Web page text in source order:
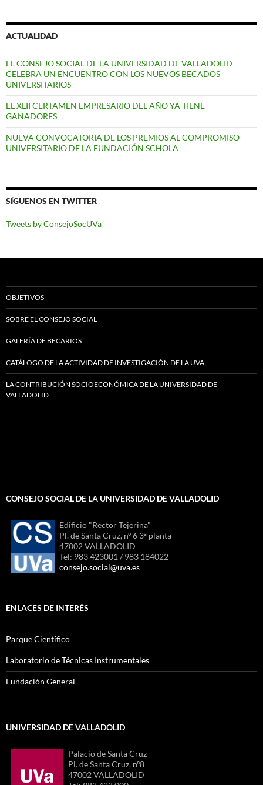
ACTUALIDAD
EL CONSEJO SOCIAL DE LA UNIVERSIDAD DE VALLADOLID
CELEBRA UN ENCUENTRO CON LOS NUEVOS BECADOS
UNIVERSITARIOS
EL XLII CERTAMEN EMPRESARIO DEL AÑO YA TIENE
GANADORES
NUEVA CONVOCATORIA DE LOS PREMIOS AL COMPROMISO
UNIVERSITARIO DE LA FUNDACIÓN SCHOLA
SÍGUENOS EN TWITTER
Tweets by ConsejoSocUVa
OBJETIVOS
SOBRE EL CONSEJO SOCIAL
GALERÍA DE BECARIOS
CATÁLOGO DE LA ACTIVIDAD DE INVESTIGACIÓN DE LA UVA
LA CONTRIBUCIÓN SOCIOECONÓMICA DE LA UNIVERSIDAD DE
VALLADOLID
CONSEJO SOCIAL DE LA UNIVERSIDAD DE VALLADOLID
Edificio "Rector Tejerina"
Pl. de Santa Cruz, nº 6 3ª planta
47002 VALLADOLID
Tel: 983 423001 / 983 184022
consejo.social@uva.es
ENLACES DE INTERÉS
Parque Científico
Laboratorio de Técnicas Instrumentales
Fundación General
UNIVERSIDAD DE VALLADOLID
Palacio de Santa Cruz
Pl. de Santa Cruz, nº8
47002 VALLADOLID